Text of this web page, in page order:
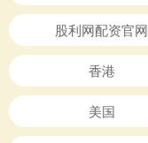
股利网配资官网
香港
美国